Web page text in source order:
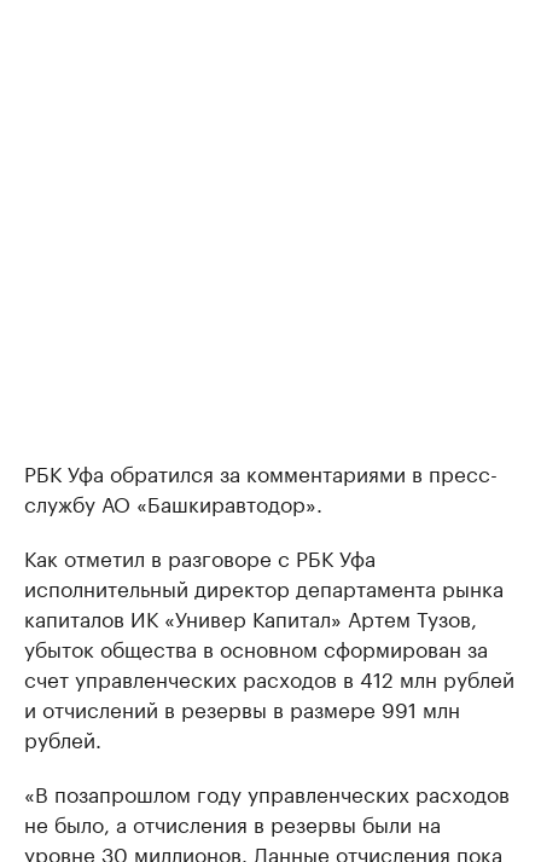
РБК Уфа обратился за комментариями в пресс-
службу АО «Башкиравтодор».
Как отметил в разговоре с РБК Уфа
исполнительный директор департамента рынка
капиталов ИК «Универ Капитал» Артем Тузов,
убыток общества в основном сформирован за
счет управленческих расходов в 412 млн рублей
и отчислений в резервы в размере 991 млн
рублей.
«В позапрошлом году управленческих расходов
не было, а отчисления в резервы были на
уровне 30 миллионов. Данные отчисления пока